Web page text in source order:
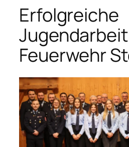
Erfolgreiche
Feuerwehr